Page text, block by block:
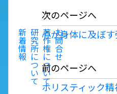
新
着
情
報
研
究
所
に
つ
い
て
著
作
権
に
つ
い
て
お
問
合
せ
前のページへ
ホリスティック精
次のページへ
心が身体に及ぼ